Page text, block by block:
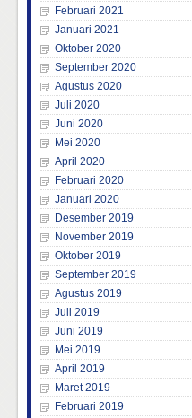
Februari 2021
Januari 2021
Oktober 2020
September 2020
Agustus 2020
Juli 2020
Juni 2020
Mei 2020
April 2020
Februari 2020
Januari 2020
Desember 2019
November 2019
Oktober 2019
September 2019
Agustus 2019
Juli 2019
Juni 2019
Mei 2019
April 2019
Maret 2019
Februari 2019